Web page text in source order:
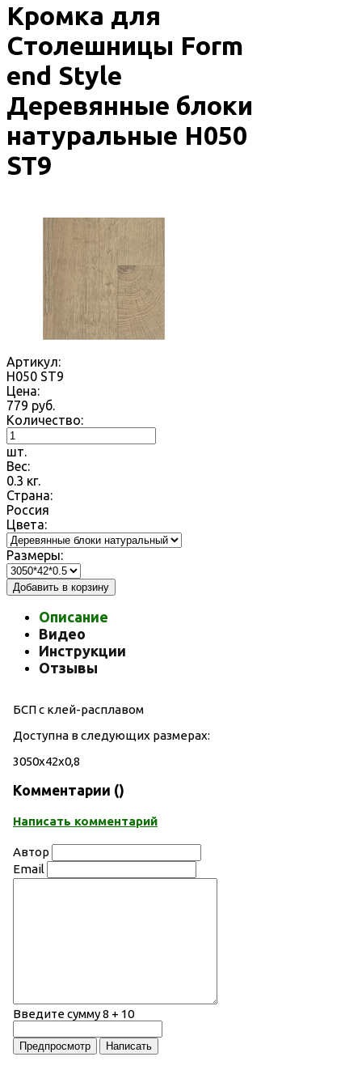
Кромка для
Столешницы Form
end Style
Деревянные блоки
натуральные H050
ST9
Артикул:
H050 ST9
Цена:
779 руб.
Количество:
шт.
Вес:
0.3 кг.
Страна:
Россия
Цвета:
Размеры:
Добавить в корзину
Описание
Видео
Инструкции
Отзывы
БСП с клей-расплавом
Доступна в следующих размерах:
3050х42х0,8
Комментарии ()
Написать комментарий
Автор
Email
Введите сумму 8 + 10